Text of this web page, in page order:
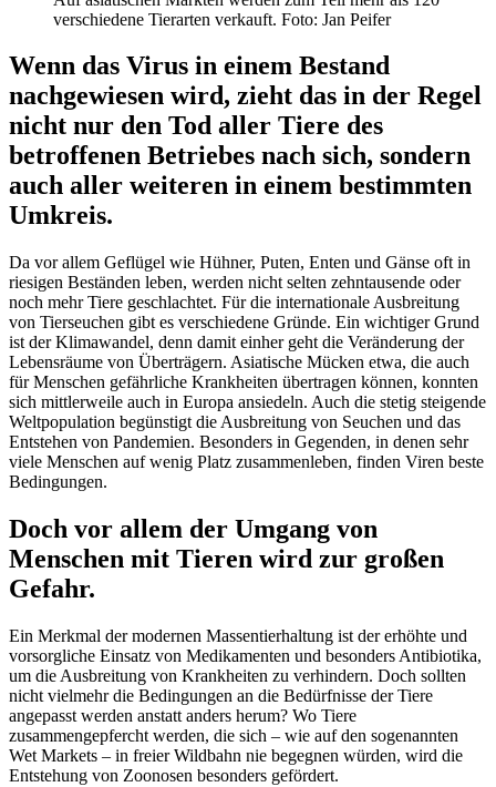
verschiedene Tierarten verkauft. Foto: Jan Peifer
Wenn das Virus in einem Bestand
nachgewiesen wird, zieht das in der Regel
nicht nur den Tod aller Tiere des
betroffenen Betriebes nach sich, sondern
auch aller weiteren in einem bestimmten
Umkreis.
Da vor allem Geflügel wie Hühner, Puten, Enten und Gänse oft in
riesigen Beständen leben, werden nicht selten zehntausende oder
noch mehr Tiere geschlachtet. Für die internationale Ausbreitung
von Tierseuchen gibt es verschiedene Gründe. Ein wichtiger Grund
ist der Klimawandel, denn damit einher geht die Veränderung der
Lebensräume von Überträgern. Asiatische Mücken etwa, die auch
für Menschen gefährliche Krankheiten übertragen können, konnten
sich mittlerweile auch in Europa ansiedeln. Auch die stetig steigende
Weltpopulation begünstigt die Ausbreitung von Seuchen und das
Entstehen von Pandemien. Besonders in Gegenden, in denen sehr
viele Menschen auf wenig Platz zusammenleben, finden Viren beste
Bedingungen.
Doch vor allem der Umgang von
Menschen mit Tieren wird zur großen
Gefahr.
Ein Merkmal der modernen Massentierhaltung ist der erhöhte und
vorsorgliche Einsatz von Medikamenten und besonders Antibiotika,
um die Ausbreitung von Krankheiten zu verhindern. Doch sollten
nicht vielmehr die Bedingungen an die Bedürfnisse der Tiere
angepasst werden anstatt anders herum? Wo Tiere
zusammengepfercht werden, die sich – wie auf den sogenannten
Wet Markets – in freier Wildbahn nie begegnen würden, wird die
Entstehung von Zoonosen besonders gefördert.